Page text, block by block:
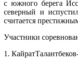
с южного берега
северный и
считается
Участники
1.